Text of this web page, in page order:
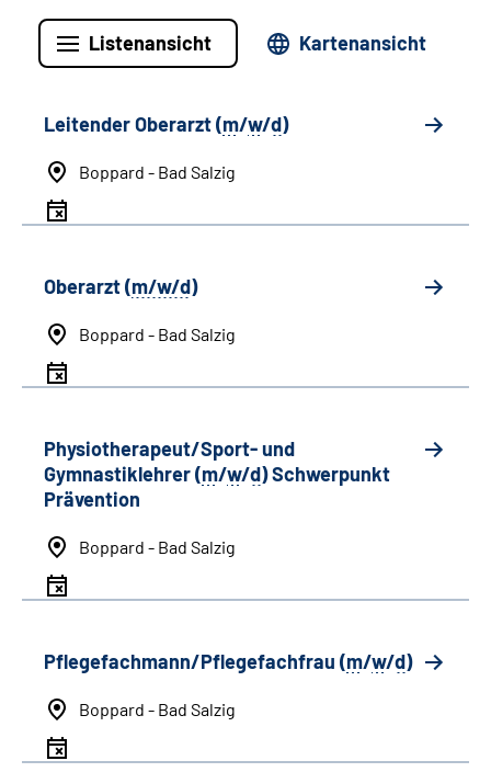
Listenansicht Kartenansicht
Leitender Oberarzt (m/w/d)
Boppard - Bad Salzig
Oberarzt (m/w/d)
Boppard - Bad Salzig
Physiotherapeut/Sport- und
Gymnastiklehrer (m/w/d) Schwerpunkt
Prävention
Boppard - Bad Salzig
Pflegefachmann/Pflegefachfrau (m/w/d)
Boppard - Bad Salzig